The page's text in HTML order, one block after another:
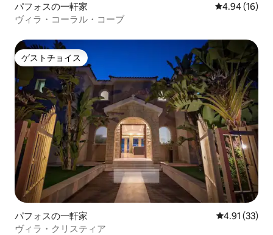
パフォスの一軒家 レビュー16
4.94 (16)
ヴィラ・コーラル・コーブ
ゲストチョイス
ゲストチョイス
パフォスの一軒家 レビュー33
4.91 (33)
ヴィラ・クリスティア